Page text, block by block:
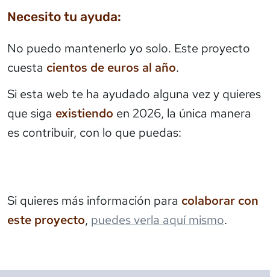
Necesito tu ayuda:
No puedo mantenerlo yo solo. Este proyecto
cuesta cientos de euros al año.
Si esta web te ha ayudado alguna vez y quieres
que siga existiendo en 2026, la única manera
es contribuir, con lo que puedas:
Si quieres más información para colaborar con
este proyecto, puedes verla aquí mismo.